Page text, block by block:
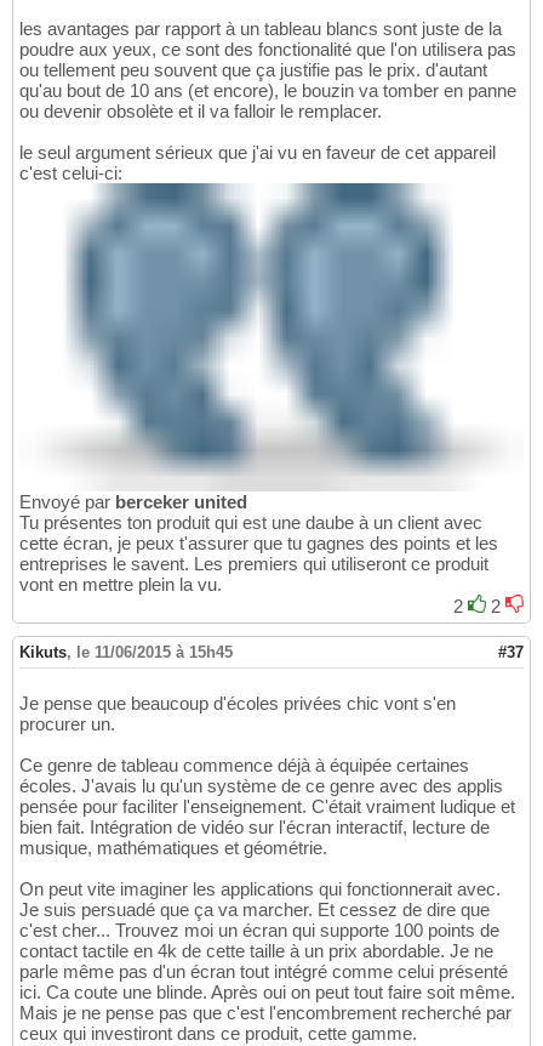
les avantages par rapport à un tableau blancs sont juste de la
poudre aux yeux, ce sont des fonctionalité que l'on utilisera pas
ou tellement peu souvent que ça justifie pas le prix. d'autant
qu'au bout de 10 ans (et encore), le bouzin va tomber en panne
ou devenir obsolète et il va falloir le remplacer.
le seul argument sérieux que j'ai vu en faveur de cet appareil
c'est celui-ci:
Envoyé par berceker united
Tu présentes ton produit qui est une daube à un client avec
cette écran, je peux t'assurer que tu gagnes des points et les
entreprises le savent. Les premiers qui utiliseront ce produit
vont en mettre plein la vu.
2
2
Kikuts, le 11/06/2015 à 15h45 #37
Je pense que beaucoup d'écoles privées chic vont s'en
procurer un.
Ce genre de tableau commence déjà à équipée certaines
écoles. J'avais lu qu'un système de ce genre avec des applis
pensée pour faciliter l'enseignement. C'était vraiment ludique et
bien fait. Intégration de vidéo sur l'écran interactif, lecture de
musique, mathématiques et géométrie.
On peut vite imaginer les applications qui fonctionnerait avec.
Je suis persuadé que ça va marcher. Et cessez de dire que
c'est cher... Trouvez moi un écran qui supporte 100 points de
contact tactile en 4k de cette taille à un prix abordable. Je ne
parle même pas d'un écran tout intégré comme celui présenté
ici. Ca coute une blinde. Après oui on peut tout faire soit même.
Mais je ne pense pas que c'est l'encombrement recherché par
ceux qui investiront dans ce produit, cette gamme.